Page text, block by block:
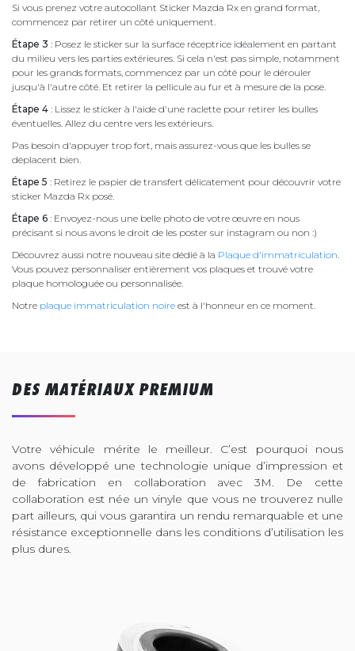
Si vous prenez votre autocollant Sticker Mazda Rx en grand format,
commencez par retirer un côté uniquement.
Étape 3 : Posez le sticker sur la surface réceptrice idéalement en partant
du milieu vers les parties extérieures. Si cela n'est pas simple, notamment
pour les grands formats, commencez par un côté pour le dérouler
jusqu'à l'autre côté. Et retirer la pellicule au fur et à mesure de la pose.
Étape 4 : Lissez le sticker à l'aide d'une raclette pour retirer les bulles
éventuelles. Allez du centre vers les extérieurs.
Pas besoin d'appuyer trop fort, mais assurez-vous que les bulles se
déplacent bien.
Étape 5 : Retirez le papier de transfert délicatement pour découvrir votre
sticker Mazda Rx posé.
Étape 6 : Envoyez-nous une belle photo de votre œuvre en nous
précisant si nous avons le droit de les poster sur instagram ou non :)
Découvrez aussi notre nouveau site dédié à la Plaque d'immatriculation
Vous pouvez personnaliser entièrement vos plaques et trouvé votre
plaque homologuée ou personnalisée.
Notre plaque immatriculation noire est à l'honneur en ce moment.
DES MATÉRIAUX PREMIUM
Votre véhicule mérite le meilleur. C’est pourquoi nous
avons développé une technologie unique d’impression et
de fabrication en collaboration avec 3M. De cette
collaboration est née un vinyle que vous ne trouverez nulle
part ailleurs, qui vous garantira un rendu remarquable et une
résistance exceptionnelle dans les conditions d’utilisation les
plus dures.